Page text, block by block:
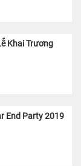
Khai Trương
End Party 2019